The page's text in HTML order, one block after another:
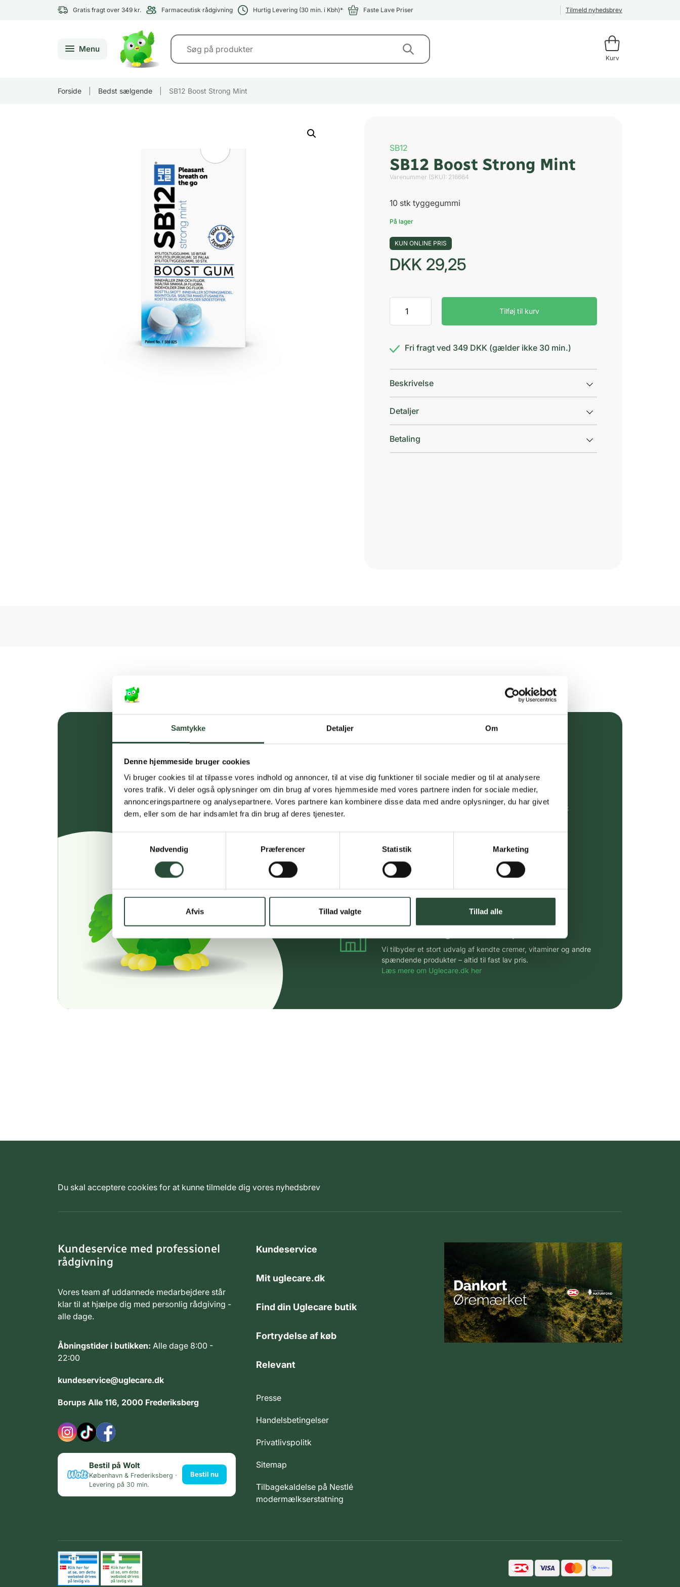
Samtykke Detaljer Om
Denne hjemmeside bruger cookies
Vi bruger cookies til at tilpasse vores indhold og annoncer, til at vise dig funktioner til sociale medier og til at analysere
vores trafik. Vi deler også oplysninger om din brug af vores hjemmeside med vores partnere inden for sociale medier,
annonceringspartnere og analysepartnere. Vores partnere kan kombinere disse data med andre oplysninger, du har givet
dem, eller som de har indsamlet fra din brug af deres tjenester.
Nødvendig
Præferencer Statistik Marketing
Afvis Tillad valgte Tillad alle
Gratis fragt over 349 kr. Farmaceutisk rådgivning Hurtig Levering (30 min. i Kbh)* Faste Lave Priser Tilmeld nyhedsbrev
Menu
Kurv
Forside Bedst sælgende SB12 Boost Strong Mint
SB12
SB12 Boost Strong Mint
Varenummer (SKU): 216664
10 stk tyggegummi
På lager
KUN ONLINE PRIS
DKK 29,25
Boost
Strong
antal
Tilføj til kurv
Fri fragt ved 349 DKK (gælder ikke 30 min.)
Beskrivelse
Detaljer
Betaling
Gratis fragt over 349 kr.
Personlig rådgivning
Få hjælp til din webordre på: kundeservice@uglecare.dk
Hurtigt leveringen via GLS, og DAO
Faste lave priser*
Stort udvalg af kendte produkter
Vi tilbyder et stort udvalg af kendte cremer, vitaminer og andre
spændende produkter – altid til fast lav pris.
Læs mere om Uglecare.dk her
Du skal acceptere cookies for at kunne tilmelde dig vores nyhedsbrev
Kundeservice med professionel
rådgivning
Vores team af uddannede medarbejdere står
klar til at hjælpe dig med personlig rådgiving -
alle dage.
Åbningstider i butikken: Alle dage 8:00 -
22:00
kundeservice@uglecare.dk
Borups Alle 116, 2000 Frederiksberg
Bestil på Wolt
København & Frederiksberg ·
Levering på 30 min.
Bestil nu
Kundeservice
Mit uglecare.dk
Find din Uglecare butik
Fortrydelse af køb
Relevant
Presse
Handelsbetingelser
Privatlivspolitk
Sitemap
Tilbagekaldelse på Nestlé
modermælkserstatning